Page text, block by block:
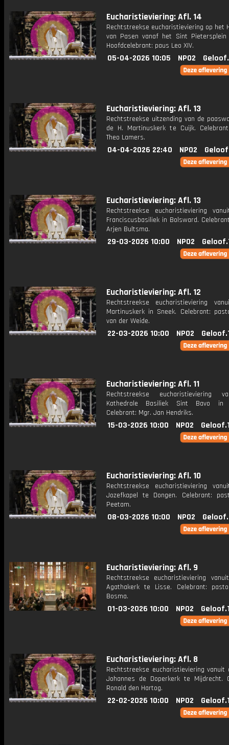
Eucharistieviering: Afl. 14
Rechtstreekse eucharistieviering op het
van Pasen vanaf het Sint Pietersplein
Hoofdcelebrant: paus Leo XIV.
05-04-2026 10:05 NPO2
Eucharistieviering: Afl. 13
Rechtstreekse uitzending van de
de H. Martinuskerk te Cuijk.
Theo Lamers.
04-04-2026 22:40 NPO2
Eucharistieviering: Afl. 13
Rechtstreekse eucharistieviering
Franciscusbasiliek in Bolsward.
Arjen Bultsma.
29-03-2026 10:00 NPO2
Eucharistieviering: Afl. 12
Rechtstreekse eucharistieviering
Martinuskerk in Sneek. Celebrant:
van der Weide.
22-03-2026 10:00 NPO2
Eucharistieviering: Afl. 11
Rechtstreekse eucharistieviering
Kathedrale Basiliek Sint Bavo in
Celebrant: Mgr. Jan Hendriks.
15-03-2026 10:00 NPO2
Eucharistieviering: Afl. 10
Rechtstreekse eucharistieviering
Jozefkapel te Dongen. Celebrant:
Peetam.
08-03-2026 10:00 NPO2
Eucharistieviering: Afl. 9
Rechtstreekse eucharistieviering
Agathakerk te Lisse. Celebrant:
Bosma.
01-03-2026 10:00 NPO2
Eucharistieviering: Afl. 8
Rechtstreekse eucharistieviering vanuit
Johannes de Doperkerk te Mijdrecht.
Ronald den Hartog.
22-02-2026 10:00 NPO2